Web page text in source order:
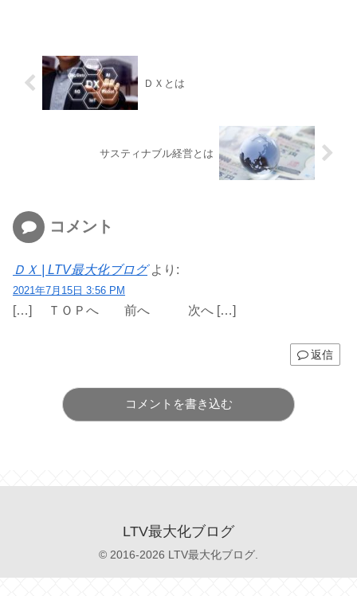
ＤＸとは
サスティナブル経営とは
コメント
ＤＸ | LTV最大化ブログ より:
2021年7月15日 3:56 PM
[…] ＴＯＰへ 前へ 次へ […]
返信
コメントを書き込む
LTV最大化ブログ
© 2016-2026 LTV最大化ブログ.